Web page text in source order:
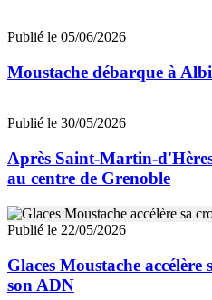
Publié le 05/06/2026
Moustache débarque à Albi
Publié le 30/05/2026
Après Saint-Martin-
au centre de Grenoble
Publié le 22/05/2026
Glaces Moustache accélère
son ADN